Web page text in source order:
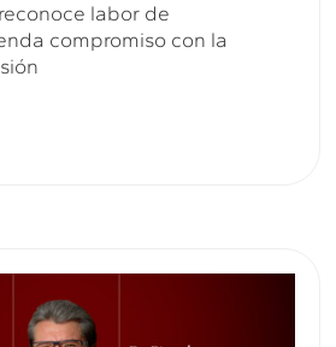
labor de
compromiso con la